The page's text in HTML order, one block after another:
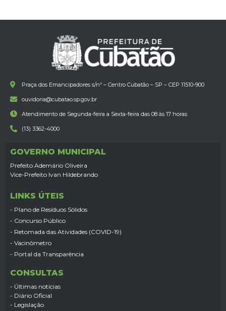
Praça dos Emancipadores s/nº – Centro Cubatão – SP – CEP 11510-900
ouvidoria@cubatao.sp.gov.br
Atendimento de Segunda-feira a Sexta-feira das 08 às 17 horas
(13) 3362-4000
GOVERNO MUNICIPAL
Prefeito Ademário Oliveira
Vice-Prefeito Ivan Hildebrando
LINKS ÚTEIS
- Plano de Resíduos Sólidos
- Concurso Público
- Retomada das Atividades (COVID-19)
- Vacinômetro
- Portal da Transparência
CONSULTAS
- Últimas notícias
- Diário Oficial
- Legislação